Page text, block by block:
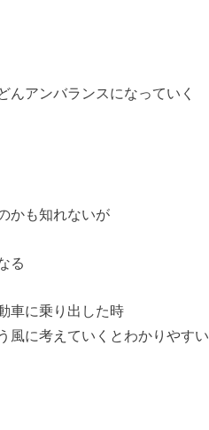
んアンバランスになっていく
かも知れないが
る
車に乗り出した時
風に考えていくとわかりやすい